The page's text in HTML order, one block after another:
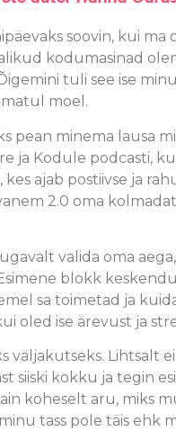
soovin, kui
kodumasinad
tuli see ise
moel.
pean minema lausa
ja Kodule podcasti,
kes ajab postiivse ja
2.0 oma
valida oma
blokk
sa toimetad ja
oled ise ärevust ja
väljakutseks. Lihtsalt
siiski kokku ja tegin
koheselt aru, miks
tass pole täis ehk